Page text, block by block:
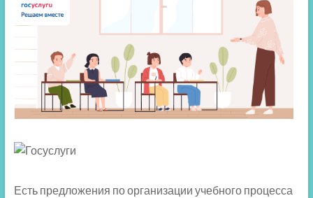
Есть предложения по организации учебного процесса